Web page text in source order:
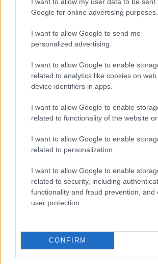
Google for online advertising purposes.
I want to allow Google to send me
personalized advertising.
I want to allow Google to enable
related to analytics like cookies on
device identifiers in apps.
I want to allow Google to enable
related to functionality of the website or
I want to allow Google to enable
related to personalization.
I want to allow Google to enable
related to security, including
functionality and fraud prevention, and
user protection.
CONFIRM
ΕΛΛΑΔΑ
Συναγερμός για ανέμους έως 9
θερμοκρασίες έως 39 βαθμούς
Διάψευση της ΕΛΑΣ για αναφορές
8/08/2026 - 1:35μμ